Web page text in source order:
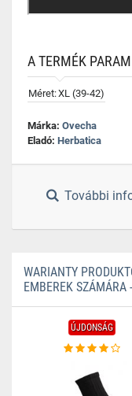
A TERMÉK
Méret:XL (39-42)
Márka: Ovecha
Eladó: Herbatica
További
WARIANTY
EMBEREK
ÚJDONSÁG